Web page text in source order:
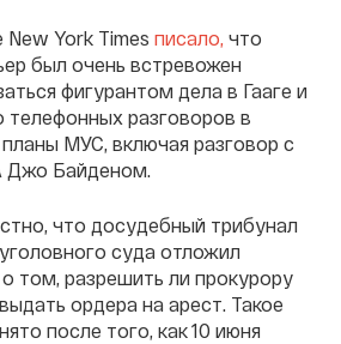
New York Times писало, что
был очень встревожен
фигурантом дела в Гааге и
разговоров в
МУС, включая разговор с
Джо Байденом.
что досудебный трибунал
суда отложил
том, разрешить ли прокурору
ордера на арест. Такое
после того, как 10 июня